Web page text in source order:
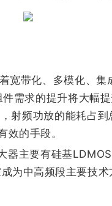
宽带化、多模化、
需求的提升将大幅
射频功放的能耗占
的手段。
器主要有硅基
为中高频段主要技术